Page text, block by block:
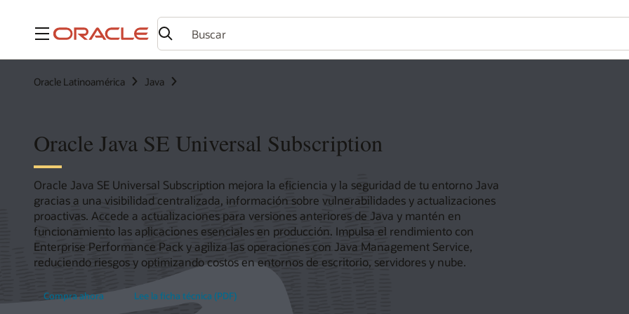
Menú
Oracle Latinoamérica Java
Oracle Java SE Universal Subscription
Oracle Java SE Universal Subscription mejora la eficiencia y la seguridad de tu entorno Java
gracias a una visibilidad centralizada, información sobre vulnerabilidades y actualizaciones
proactivas. Accede a actualizaciones para versiones anteriores de Java y mantén en
funcionamiento las aplicaciones esenciales en producción. Impulsa el rendimiento con
Enterprise Performance Pack y agiliza las operaciones con Java Management Service,
reduciendo riesgos y optimizando costos en entornos de escritorio, servidores y nube.
Compra ahora Lee la ficha técnica (PDF)